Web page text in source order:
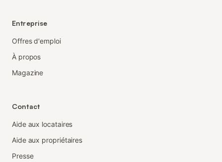
Entreprise
Offres d'emploi
À propos
Magazine
Contact
Aide aux locataires
Aide aux propriétaires
Presse